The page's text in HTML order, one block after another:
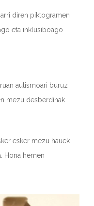
diren piktogramen
eta inklusiboago
autismoari buruz
mezu desberdinak
esker mezu hauek
Hona hemen